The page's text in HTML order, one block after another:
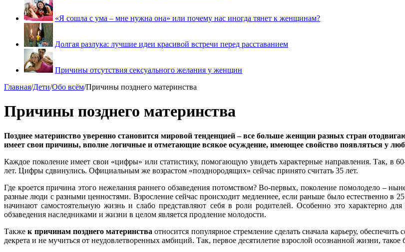
«Я сошла с ума – мне нужна она» или почему нас иногда тянет к женщинам?
Долгая разлука: лучшие идеи красивой встречи перед расставанием
Причины отсутствия сексуального желания у женщин
Главная/Дети/Обо всём/Причины позднего материнства
Причины позднего материнства
Позднее материнство уверенно становится мировой тенденцией – все больше женщин разных стран
имеет свои причины, вполне логичные и отметающие всякое осуждение, имеющее свойство появляться у
Каждое поколение имеет свои «цифры» или статистику, помогающую увидеть характерные направления. Так, в
лет. Цифры сдвинулись. Официальным же возрастом «позднородящих» сейчас принято считать 35 лет.
Где кроется причина этого нежелания раннего обзаведения потомством? Во-первых, поколение помолодело –
разные люди с разными ценностями. Взросление сейчас происходит медленнее, если раньше было естественно в
начинают самостоятельную жизнь и слабо представляют себя в роли родителей. Особенно это характерно
обзаведения наследниками и жизни в целом является продление молодости.
Такжек причинам позднего материнстваотносится популярное стремление сделать сначала карьеру,
декрета и не мучиться от неудовлетворенных амбиций. Так, первое десятилетие взрослой осознанной жизни,